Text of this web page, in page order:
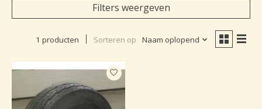
Filters weergeven
1 producten Sorteren op Naam oplopend